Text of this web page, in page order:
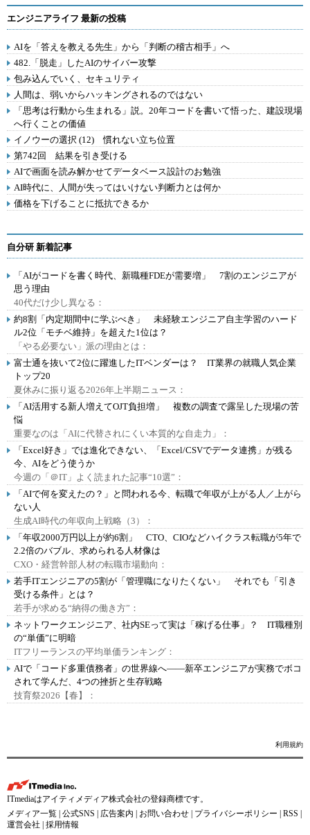
エンジニアライフ 最新の投稿
AIを「答えを教える先生」から「判断の稽古相手」へ
482.「脱走」したAIのサイバー攻撃
包み込んでいく、セキュリティ
人間は、弱いからハッキングされるのではない
「思考は行動から生まれる」説。20年コードを書いて悟った、建設現場
へ行くことの価値
イノウーの選択 (12) 慣れない立ち位置
第742回 結果を引き受ける
AIで画面を読み解かせてデータベース設計のお勉強
AI時代に、人間が失ってはいけない判断力とは何か
価格を下げることに抵抗できるか
自分研 新着記事
「AIがコードを書く時代、新職種FDEが需要増」 7割のエンジニアが
思う理由
40代だけ少し異なる：
約8割「内定期間中に学ぶべき」 未経験エンジニア自主学習のハード
ル2位「モチベ維持」を超えた1位は？
「やる必要ない」派の理由とは：
富士通を抜いて2位に躍進したITベンダーは？ IT業界の就職人気企業
トップ20
夏休みに振り返る2026年上半期ニュース：
「AI活用する新人増えてOJT負担増」 複数の調査で露呈した現場の苦
悩
重要なのは「AIに代替されにくい本質的な自走力」：
「Excel好き」では進化できない、「Excel/CSVでデータ連携」が残る
今、AIをどう使うか
今週の「＠IT」よく読まれた記事“10選”：
「AIで何を変えたの？」と問われる今、転職で年収が上がる人／上がら
ない人
生成AI時代の年収向上戦略（3）：
「年収2000万円以上が約6割」 CTO、CIOなどハイクラス転職が5年で
2.2倍のバブル、求められる人材像は
CXO・経営幹部人材の転職市場動向：
若手ITエンジニアの5割が「管理職になりたくない」 それでも「引き
受ける条件」とは？
若手が求める“納得の働き方”：
ネットワークエンジニア、社内SEって実は「稼げる仕事」？ IT職種別
の“単価”に明暗
ITフリーランスの平均単価ランキング：
AIで「コード多重債務者」の世界線へ――新卒エンジニアが実務でボコ
されて学んだ、4つの挫折と生存戦略
技育祭2026【春】：
利用規約
ITmediaはアイティメディア株式会社の登録商標です。
メディア一覧 公式SNS 広告案内 お問い合わせ プライバシーポリシー RSS
運営会社
採用情報